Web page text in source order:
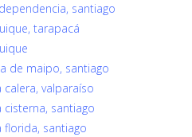
santiago
tarapacá
de maipo, santiago
valparaíso
cisterna, santiago
florida, santiago